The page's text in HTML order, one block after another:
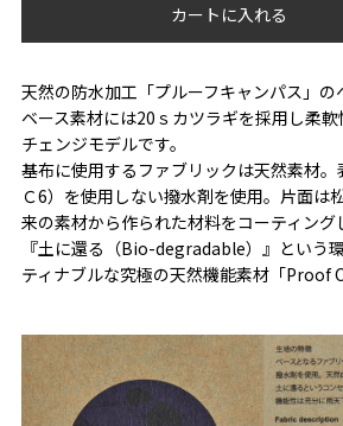
カートに入れる
天然の防水加工「プルーフキャンパス」の
ベース素材には20ｓカツラギを採用し柔
チェンジモデルです。
基布に使用するファブリックは天然素材
Ｃ6）を使用しない撥水剤を使用。片面は
来の素材から作られた材料をコーティング
『土に還る（Bio-degradable）』という
ティナブルな究極の天然機能素材「Proof